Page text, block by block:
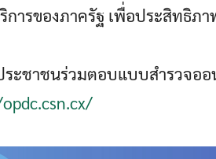
ารของภาครัฐ เพื่อประสิทธิภา
ะชาชนร่วมตอบแบบสำรวจอ